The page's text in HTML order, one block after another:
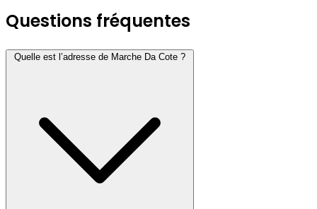
Questions fréquentes
Quelle est l’adresse de Marche Da Cote ?